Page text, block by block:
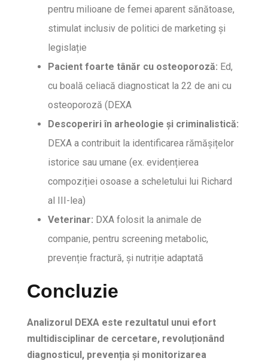
pentru milioane de femei aparent sănătoase,
stimulat inclusiv de politici de marketing și
legislație
Pacient foarte tânăr cu osteoporoză: Ed,
cu boală celiacă diagnosticat la 22 de ani cu
osteoporoză (DEXA
Descoperiri în arheologie și criminalistică:
DEXA a contribuit la identificarea rămășițelor
istorice sau umane (ex. evidențierea
compoziției osoase a scheletului lui Richard
al III-lea)
Veterinar: DXA folosit la animale de
companie, pentru screening metabolic,
prevenție fractură, și nutriție adaptată
Concluzie
Analizorul DEXA este rezultatul unui efort
multidisciplinar de cercetare, revoluționând
diagnosticul, prevenția și monitorizarea